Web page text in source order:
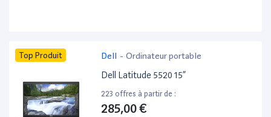
Top Produit Dell - Ordinateur portable
Dell Latitude 5520 15”
223 offres à partir de :
285,00 €